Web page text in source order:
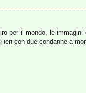
per il mondo, le
con due condanne a